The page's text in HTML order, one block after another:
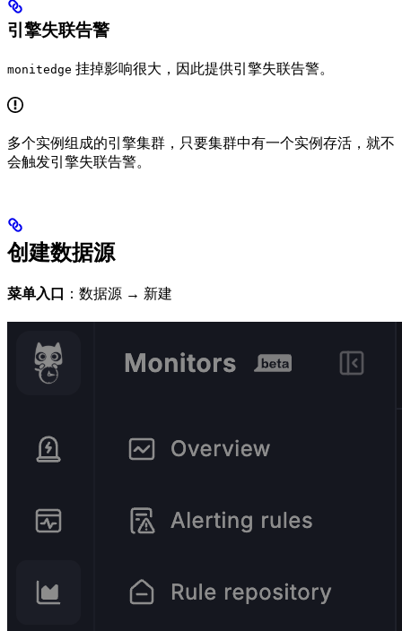
引擎失联告警
monitedge 挂掉影响很大，因此提供引擎失联告警。
多个实例组成的引擎集群，只要集群中有一个实例存活，就不
会触发引擎失联告警。
创建数据源
菜单入口 ：数据源 → 新建